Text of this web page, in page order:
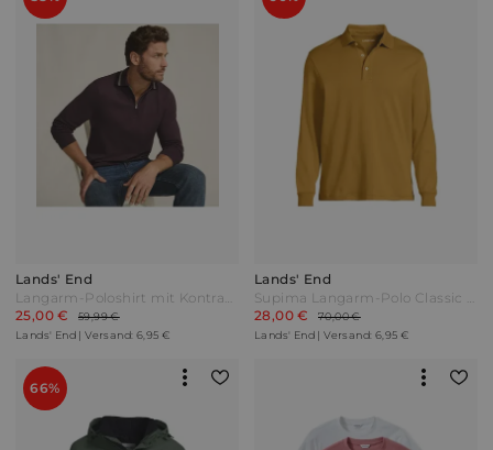
Lands' End
25,00 €
59,99 €
Lands' End | Versand: 6,95 €
Lands' End
28,00 €
70,00 €
Lands' End | Versand: 6,95 €
66%